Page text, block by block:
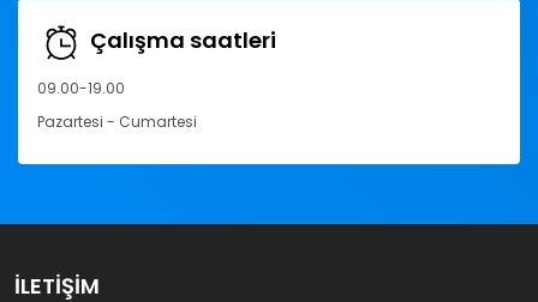
Çalışma saatleri
09.00-19.00
Pazartesi - Cumartesi
İLETIŞIM